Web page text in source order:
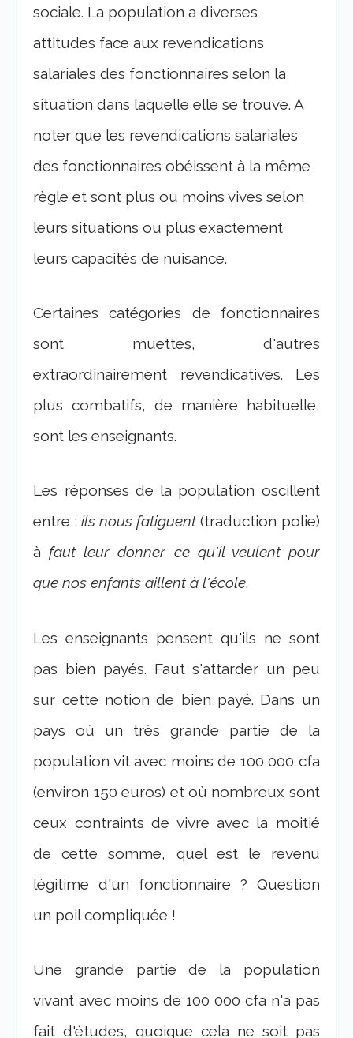
sociale. La population a diverses
attitudes face aux revendications
salariales des fonctionnaires selon la
situation dans laquelle elle se trouve. A
noter que les revendications salariales
des fonctionnaires obéissent à la même
règle et sont plus ou moins vives selon
leurs situations ou plus exactement
leurs capacités de nuisance.
Certaines catégories de fonctionnaires
sont muettes, d'autres
extraordinairement revendicatives. Les
plus combatifs, de manière habituelle,
sont les enseignants.
Les réponses de la population oscillent
entre : ils nous fatiguent (traduction polie)
à faut leur donner ce qu'il veulent pour
que nos enfants aillent à l'école.
Les enseignants pensent qu'ils ne sont
pas bien payés. Faut s'attarder un peu
sur cette notion de bien payé. Dans un
pays où un très grande partie de la
population vit avec moins de 100 000 cfa
(environ 150 euros) et où nombreux sont
ceux contraints de vivre avec la moitié
de cette somme, quel est le revenu
légitime d'un fonctionnaire ? Question
un poil compliquée !
Une grande partie de la population
vivant avec moins de 100 000 cfa n'a pas
fait d'études, quoique cela ne soit pas